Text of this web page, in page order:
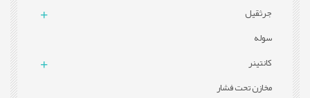
جرثقیل
سوله
کانتینر
مخازن تحت فشار